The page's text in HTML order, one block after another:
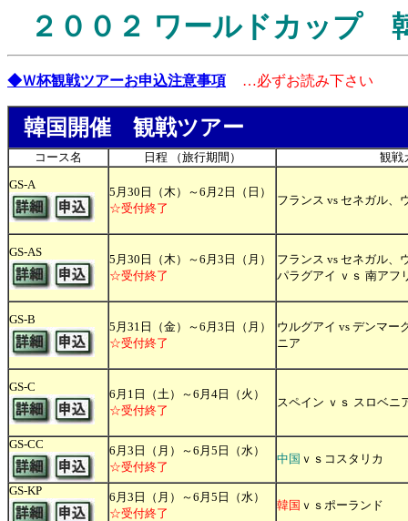
２００２ ワールドカップ
◆Ｗ杯観戦ツアーお申込注意事項 …必ずお読み下さい
韓国開催 観戦ツアー
コース名 日程 （旅行期間）
観戦
GS-A
5月30日（木）～6月2日（日）
☆受付終了
フランス vs セネガル、
GS-AS
5月30日（木）～6月3日（月）
☆受付終了
フランス vs セネガル、
パラグアイ ｖｓ 南アフ
GS-B
5月31日（金）～6月3日（月）
☆受付終了
ウルグアイ vs デンマー
ニア
GS-C
6月1日（土）～6月4日（火）
☆受付終了
スペイン ｖｓ スロベニ
GS-CC
6月3日（月）～6月5日（水）
☆受付終了
中国 ｖｓコスタリカ
GS-KP
6月3日（月）～6月5日（水）
☆受付終了
韓国 ｖｓポーランド